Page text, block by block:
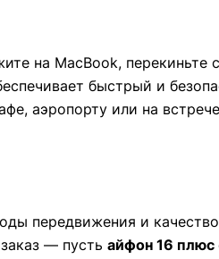
на MacBook, перекиньте
быстрый и
аэропорту или на
передвижения и
— пусть айфон 16 плюс